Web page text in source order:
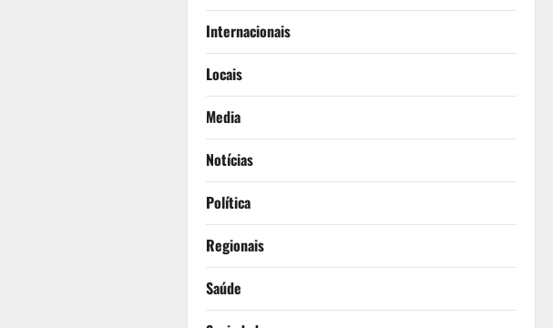
Internacionais
Locais
Media
Notícias
Política
Regionais
Saúde